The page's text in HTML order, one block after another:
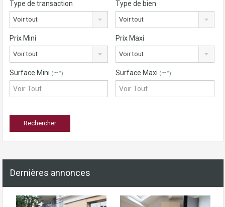
Type de transaction
Voir tout
Type de bien
Voir tout
Prix Mini
Voir tout
Prix Maxi
Voir tout
Surface Mini (m²) Surface Maxi (m²)
Dernières annonces